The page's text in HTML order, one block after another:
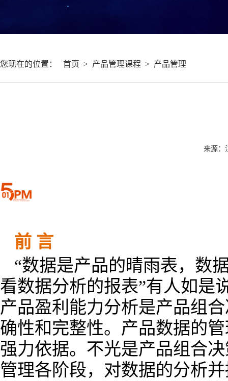
您现在的位置： 首页 > 产品管理课程 > 产品管理
来源：
前 言
“数据是产品的晴雨表，数
看数据分析的报表”有人如是
产品盈利能力分析是产品组
确性和完整性。产品数据的
强力依据。不光是产品组合
管理各阶段，对数据的分析